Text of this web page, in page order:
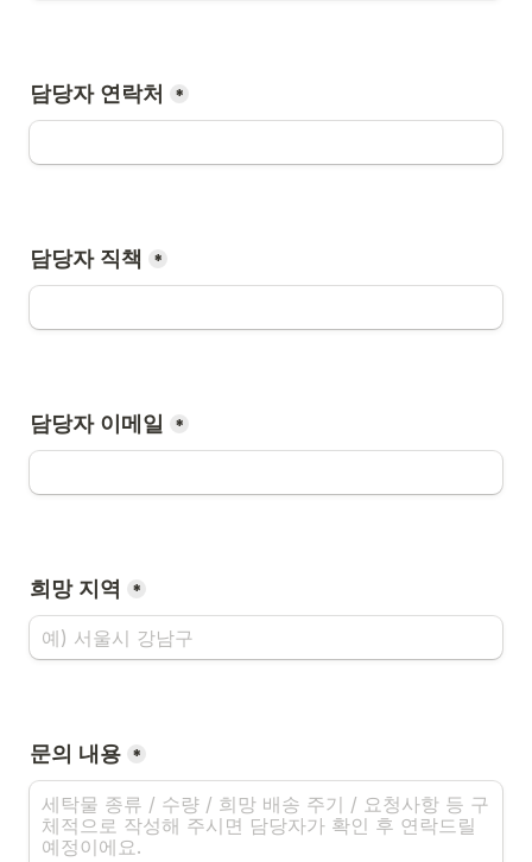
담당자 연락처 *
담당자 직책 *
담당자 이메일 *
희망 지역 *
문의 내용 *